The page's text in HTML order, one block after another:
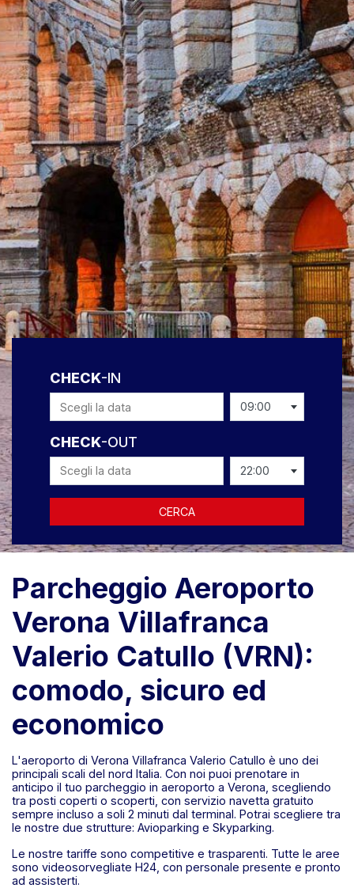
CHECK-IN
09:00
CHECK-OUT
22:00
CERCA
Parcheggio Aeroporto
Verona Villafranca
Valerio Catullo (VRN):
comodo, sicuro ed
economico
L'aeroporto di Verona Villafranca Valerio Catullo è uno dei
principali scali del nord Italia. Con noi puoi prenotare in
anticipo il tuo parcheggio in aeroporto a Verona, scegliendo
tra posti coperti o scoperti, con servizio navetta gratuito
sempre incluso a soli 2 minuti dal terminal. Potrai scegliere tra
le nostre due strutture: Avioparking e Skyparking.
Le nostre tariffe sono competitive e trasparenti. Tutte le aree
sono videosorvegliate H24, con personale presente e pronto
ad assisterti.